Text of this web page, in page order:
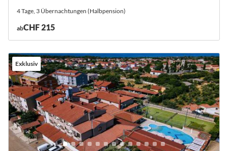
4 Tage, 3 Übernachtungen (Halbpension)
abCHF 215
Exklusiv